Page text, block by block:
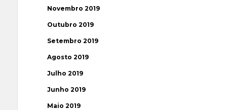
Novembro 2019
Outubro 2019
Setembro 2019
Agosto 2019
Julho 2019
Junho 2019
Maio 2019